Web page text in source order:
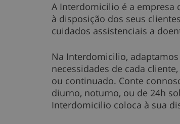
A Interdomicilio é a empresa
à disposição dos seus
cuidados assistenciais a
Na Interdomicilio,
necessidades de cada
ou continuado. Conte
diurno, noturno, ou de 24h
Interdomicilio coloca à sua